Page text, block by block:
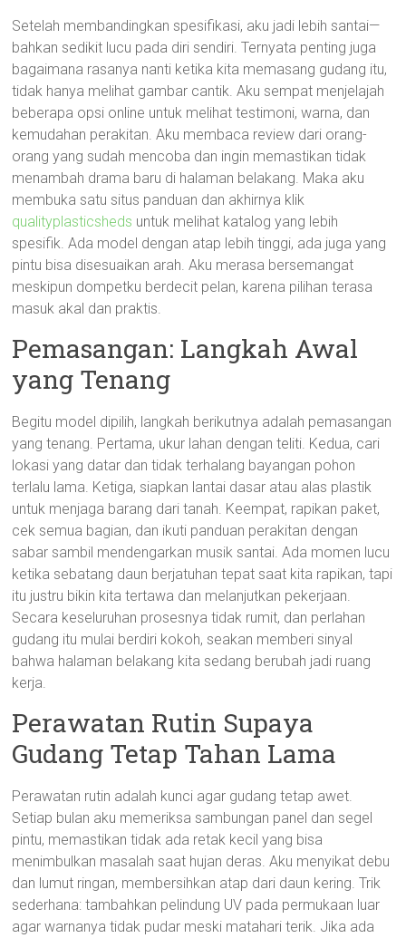
Setelah membandingkan spesifikasi, aku jadi lebih santai—
bahkan sedikit lucu pada diri sendiri. Ternyata penting juga
bagaimana rasanya nanti ketika kita memasang gudang itu,
tidak hanya melihat gambar cantik. Aku sempat menjelajah
beberapa opsi online untuk melihat testimoni, warna, dan
kemudahan perakitan. Aku membaca review dari orang-
orang yang sudah mencoba dan ingin memastikan tidak
menambah drama baru di halaman belakang. Maka aku
membuka satu situs panduan dan akhirnya klik
qualityplasticsheds untuk melihat katalog yang lebih
spesifik. Ada model dengan atap lebih tinggi, ada juga yang
pintu bisa disesuaikan arah. Aku merasa bersemangat
meskipun dompetku berdecit pelan, karena pilihan terasa
masuk akal dan praktis.
Pemasangan: Langkah Awal
yang Tenang
Begitu model dipilih, langkah berikutnya adalah pemasangan
yang tenang. Pertama, ukur lahan dengan teliti. Kedua, cari
lokasi yang datar dan tidak terhalang bayangan pohon
terlalu lama. Ketiga, siapkan lantai dasar atau alas plastik
untuk menjaga barang dari tanah. Keempat, rapikan paket,
cek semua bagian, dan ikuti panduan perakitan dengan
sabar sambil mendengarkan musik santai. Ada momen lucu
ketika sebatang daun berjatuhan tepat saat kita rapikan, tapi
itu justru bikin kita tertawa dan melanjutkan pekerjaan.
Secara keseluruhan prosesnya tidak rumit, dan perlahan
gudang itu mulai berdiri kokoh, seakan memberi sinyal
bahwa halaman belakang kita sedang berubah jadi ruang
kerja.
Perawatan Rutin Supaya
Gudang Tetap Tahan Lama
Perawatan rutin adalah kunci agar gudang tetap awet.
Setiap bulan aku memeriksa sambungan panel dan segel
pintu, memastikan tidak ada retak kecil yang bisa
menimbulkan masalah saat hujan deras. Aku menyikat debu
dan lumut ringan, membersihkan atap dari daun kering. Trik
sederhana: tambahkan pelindung UV pada permukaan luar
agar warnanya tidak pudar meski matahari terik. Jika ada